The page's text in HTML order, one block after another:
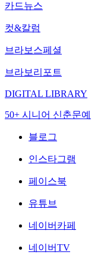
카드뉴스
컷&칼럼
브라보스페셜
브라보리포트
DIGITAL LIBRARY
50+ 시니어 신춘문예
블로그
인스타그램
페이스북
유튜브
네이버카페
네이버TV